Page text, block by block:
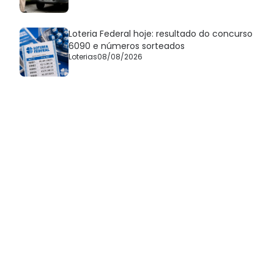
Loteria Federal hoje: resultado do concurso
6090 e números sorteados
Loterias08/08/2026